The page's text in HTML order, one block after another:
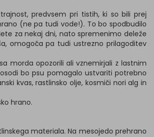
predvsem pri tistih, ki so bili prej
(ne pa tudi vode!). To bo spodbudilo
za nekaj dni, nato spremenimo deleže
omogoča pa tudi ustrezno prilagoditev
morda opozorili ali vznemirjali z lastnim
bo psu pomagalo ustvariti potrebno
kvas, rastlinsko olje, kosmiči nori alg in
hrano.
materiala. Na mesojedo prehrano